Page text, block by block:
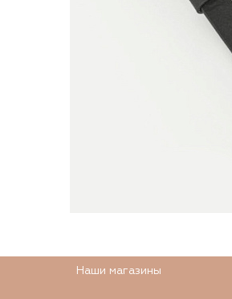
Наши магазины